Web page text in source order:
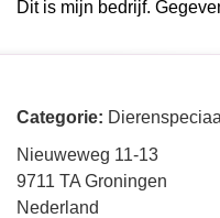
Dit is mijn bedrijf.
Categorie:
Nieuweweg 11-13
9711 TA Groningen
Nederland